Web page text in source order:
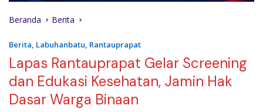
Beranda Berita
Berita, Labuhanbatu, Rantauprapat
Lapas Rantauprapat Gelar Screening
dan Edukasi Kesehatan, Jamin Hak
Dasar Warga Binaan